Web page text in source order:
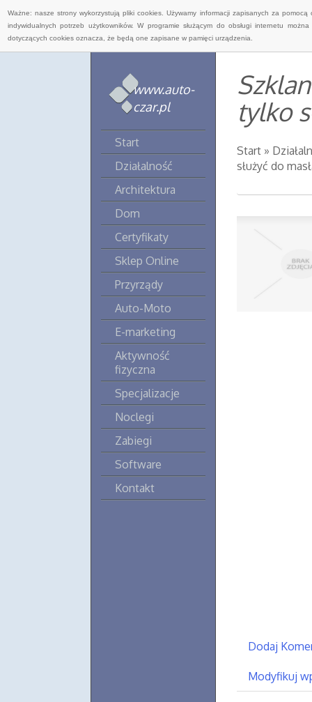
Ważne: nasze strony wykorzystują pliki cookies. Używamy informacji zapisanych za
indywidualnych potrzeb użytkowników. W programie służącym do obsługi internetu
dotyczących cookies oznacza, że będą one zapisane w pamięci urządzenia.
www.auto-
czar.pl
Start
Działalność
Architektura
Dom
Certyfikaty
Sklep Online
Przyrządy
Auto-Moto
E-marketing
Aktywność
fizyczna
Specjalizacje
Noclegi
Zabiegi
Software
Kontakt
tylko
Start »
służyć do
Dodaj
Modyfikuj